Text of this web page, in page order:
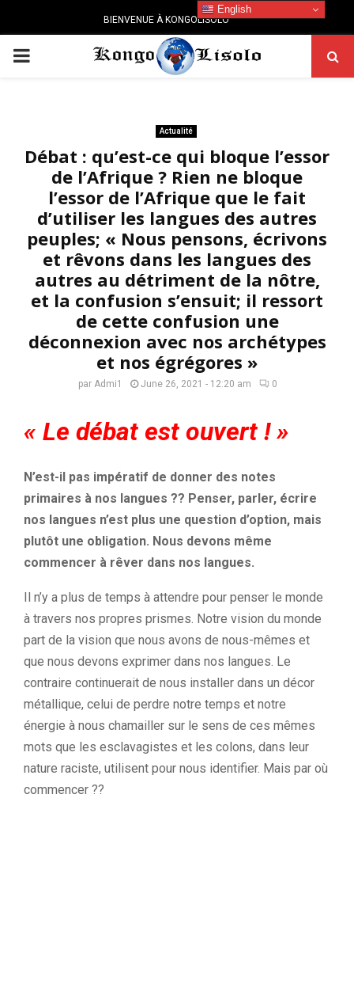
BIENVENUE À KONGOLISOLO
PRIMARY
Actualité
Débat : qu’est-ce qui bloque l’essor
de l’Afrique ? Rien ne bloque
l’essor de l’Afrique que le fait
d’utiliser les langues des autres
peuples; « Nous pensons, écrivons
et rêvons dans les langues des
autres au détriment de la nôtre,
et la confusion s’ensuit; il ressort
de cette confusion une
déconnexion avec nos archétypes
et nos égrégores »
par Admi1 June 26, 2021 - 12:20 am 0
« Le débat est ouvert !»
N’est-il pas impératif de donner des notes
primaires à nos langues ?? Penser, parler, écrire
nos langues n’est plus une question d’option, mais
plutôt une obligation. Nous devons même
commencer à rêver dans nos langues.
Il n’y a plus de temps à attendre pour penser le monde
à travers nos propres prismes. Notre vision du monde
part de la vision que nous avons de nous-mêmes et
que nous devons exprimer dans nos langues. Le
contraire continuerait de nous installer dans un décor
métallique, celui de perdre notre temps et notre
énergie à nous chamailler sur le sens de ces mêmes
mots que les esclavagistes et les colons, dans leur
nature raciste, utilisent pour nous identifier. Mais par où
commencer ??
English